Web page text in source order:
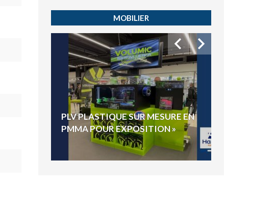
MOBILIER
PLV PLASTIQUE SUR MESURE EN
PMMA POUR EXPOSITION »